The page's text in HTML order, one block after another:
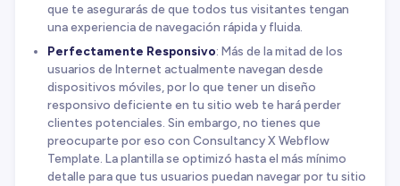
que te asegurarás de que todos tus visitantes tengan
una experiencia de navegación rápida y fluida.
Perfectamente Responsivo: Más de la mitad de los
usuarios de Internet actualmente navegan desde
dispositivos móviles, por lo que tener un diseño
responsivo deficiente en tu sitio web te hará perder
clientes potenciales. Sin embargo, no tienes que
preocuparte por eso con Consultancy X Webflow
Template. La plantilla se optimizó hasta el más mínimo
detalle para que tus usuarios puedan navegar por tu sitio